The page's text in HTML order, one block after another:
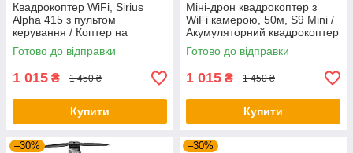
Квадрокоптер WiFi, Sirius
Alpha 415 з пультом
керування / Коптер на
радіокеруванні / Дрон з
камерою
Готово до відправки
1 015 ₴ 1 450 ₴
Купити
Міні-дрон квадрокоптер з
WiFi камерою, 50м, S9 Mini /
Акумуляторний квадрокоптер
/ Ударостійкий складаний
дрон
Готово до відправки
1 015 ₴ 1 450 ₴
Купити
–30% –30%